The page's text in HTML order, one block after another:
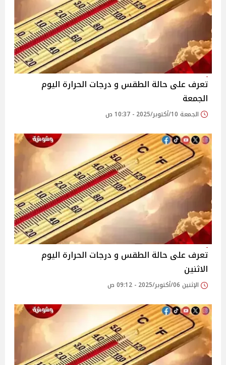
تعرف على حالة الطقس و درجات الحرارة اليوم
الجمعة
الجمعة 10/أكتوبر/2025 - 10:37 ص
تعرف على حالة الطقس و درجات الحرارة اليوم
الاثنين
الإثنين 06/أكتوبر/2025 - 09:12 ص